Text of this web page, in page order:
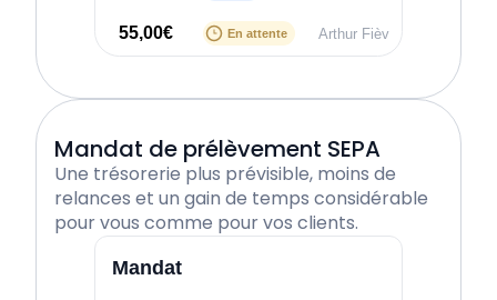
55,00€ En attente Arthur Fièv
Mandat de prélèvement SEPA
Une trésorerie plus prévisible, moins de
relances et un gain de temps considérable
pour vous comme pour vos clients.
Mandat